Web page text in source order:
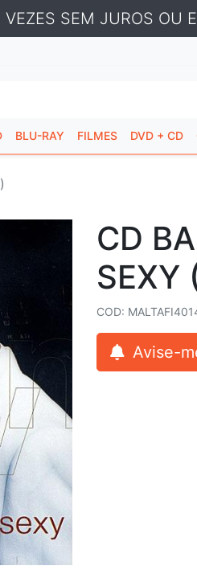
SEM JUROS OU
BLU-RAY FILMES DVD + CD
CD
SEXY
COD:
Avise-